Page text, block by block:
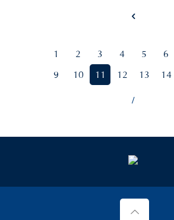
1 2 3 4 5 6
9
10 11 12 13 14